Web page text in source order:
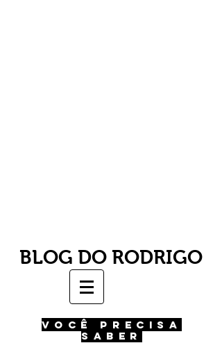
BLOG DO RODRIGO
VOCÊ PRECISA
SABER